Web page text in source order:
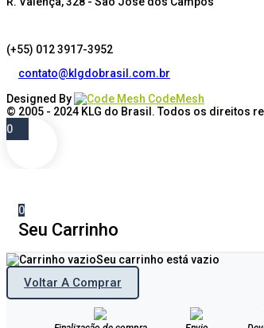
(+55) 012 3917-3952
contato@klgdobrasil.com.br
Designed By
CodeMesh
© 2005 - 2024 KLG do Brasil . Todos os direitos
0
0
Seu Carrinho
Seu carrinho está vazio
Voltar A Comprar